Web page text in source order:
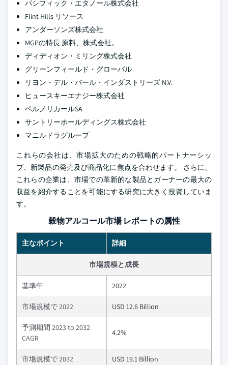
パシフィック・エタノール株式会社
Flint Hills リソース
アンダーソンズ株式会社
MGPの特長 原料、株式会社。
ディディオン・ミリング株式会社
グリーンフィールド・グローバル
リヨン・デル・バール・インダストリーズ N.V.
ヒュースキーエナジー株式会社
ペルノリカールSA
サントリーホールディングス株式会社
マニルドラグループ
これらの会社は、市場拡大のための戦略的パートナーシッ
プ、新製品の発売及び商品化に焦点を合わせます。 さらに、
これらの企業は、市場での革新的な製品とガーナーの最大の
収益を紹介することを可能にする研究に大きく投資していま
す。
穀物アルコール市場 レポートの属性
主なポイント 詳細
市場規模と成長
基準年 2022
市場規模で 2022 USD 12.6 Billion
予測期間 2023 to 2032
CAGR
4.2%
市場規模で 2032 USD 19.1 Billion